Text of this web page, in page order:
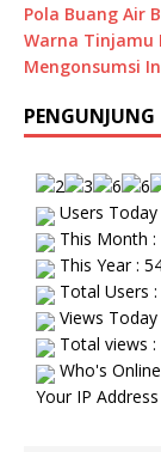
Pola Buang Air
Warna Tinjamu
Mengonsumsi
PENGUNJUNG
Users Today
This Month :
This Year :
Total Users
Views Today
Total views :
Who's
Your IP